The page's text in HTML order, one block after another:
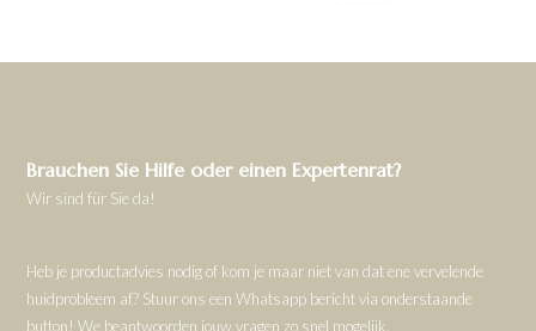
Brauchen Sie Hilfe oder einen Expertenrat?
Wir sind für Sie da!
Heb je productadvies nodig of kom je maar niet van dat ene vervelende
huidprobleem af? Stuur ons een Whatsapp bericht via onderstaande
button! We beantwoorden jouw vragen zo snel mogelijk.